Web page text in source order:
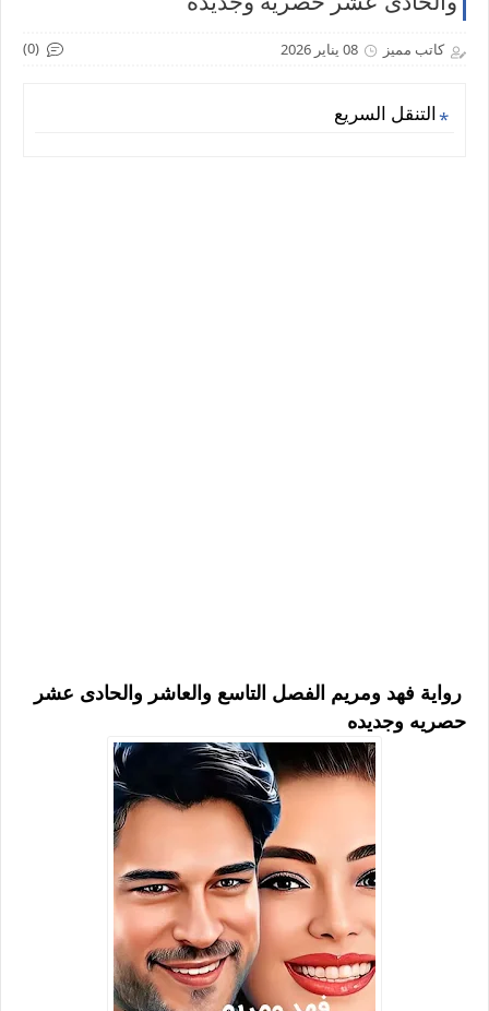
كاتب مميز 08 يناير 2026 (0)
التنقل السريع
رواية فهد ومريم الفصل التاسع والعاشر والحادى عشر
حصريه وجديده